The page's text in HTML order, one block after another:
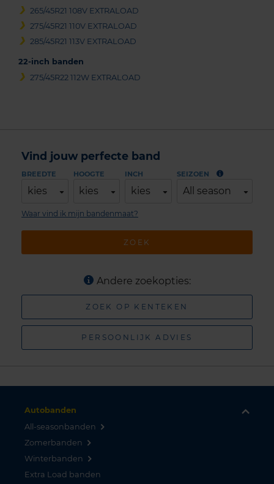
265/45R21 108V EXTRALOAD
275/45R21 110V EXTRALOAD
285/45R21 113V EXTRALOAD
22-inch banden
275/45R22 112W EXTRALOAD
Vind jouw perfecte band
BREEDTE
kies
HOOGTE
kies
INCH
kies
SEIZOEN
All season
ZOEK
Waar vind ik mijn bandenmaat?
Andere zoekopties:
ZOEK OP KENTEKEN
PERSOONLIJK ADVIES
Autobanden
All-seasonbanden
Zomerbanden
Winterbanden
Extra Load banden